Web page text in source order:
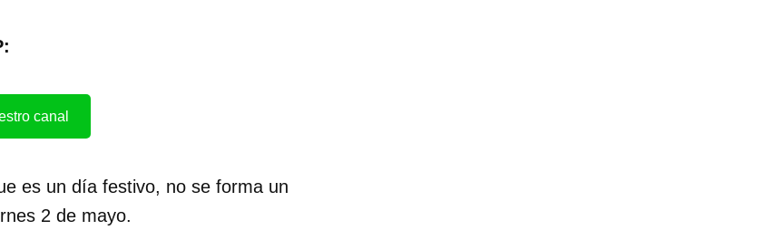
canal
es un día festivo, no se forma un
2 de mayo.​